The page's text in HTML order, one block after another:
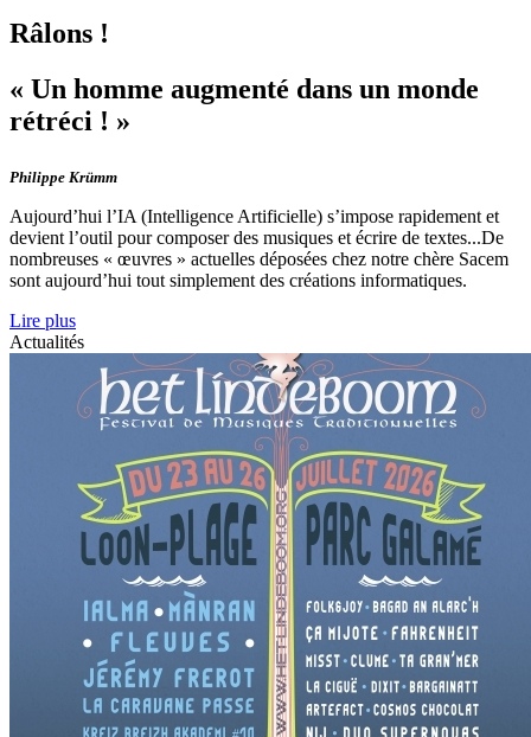
Râlons !
« Un homme augmenté dans un monde
rétréci ! »
Philippe Krümm
Aujourd’hui l’IA (Intelligence Artificielle) s’impose rapidement et
devient l’outil pour composer des musiques et écrire de textes...De
nombreuses « œuvres » actuelles déposées chez notre chère Sacem
sont aujourd’hui tout simplement des créations informatiques.
Lire plus
Actualités